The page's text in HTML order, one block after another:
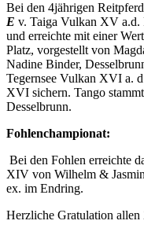
Bei den 4jährigen
E v. Taiga Vulkan XV
und erreichte mit einer
Platz, vorgestellt von
Nadine Binder,
Tegernsee Vulkan XVI a.
XVI sichern. Tango
Desselbrunn.
Fohlenchampionat:
Bei den Fohlen erreichte
XIV von Wilhelm &
ex. im Endring.
Herzliche Gratulation